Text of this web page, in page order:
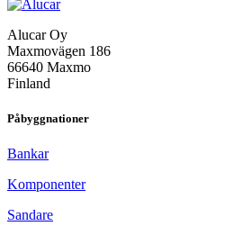
Alucar Oy
Maxmovägen 186
66640 Maxmo
Finland
Påbyggnationer
Bankar
Komponenter
Sandare